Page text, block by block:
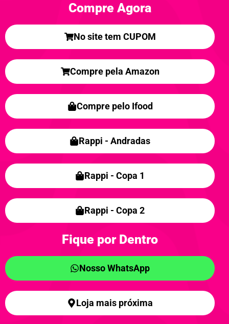
Compre Agora
No site tem CUPOM
Compre pela Amazon
Compre pelo Ifood
Rappi - Andradas
Rappi - Copa 1
Rappi - Copa 2
Fique por Dentro
Nosso WhatsApp
Loja mais próxima